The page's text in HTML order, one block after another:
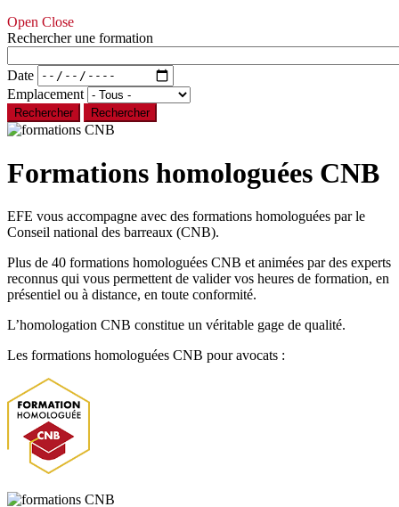
Open Close
Rechercher une formation
Date
Emplacement
Rechercher
Formations homologuées CNB
EFE vous accompagne avec des formations homologuées par le
Conseil national des barreaux (CNB).
Plus de 40 formations homologuées CNB et animées par des experts
reconnus qui vous permettent de valider vos heures de formation, en
présentiel ou à distance, en toute conformité.
L’homologation CNB constitue un véritable gage de qualité.
Les formations homologuées CNB pour avocats :